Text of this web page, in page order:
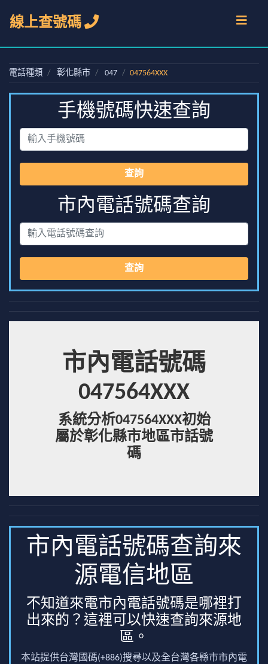
線上查號碼
電話種類 彰化縣市 047 047564XXX
手機號碼快速查詢
查詢
市內電話號碼查詢
查詢
市內電話號碼
047564XXX
系統分析047564XXX初始
屬於彰化縣市地區市話號
碼
市內電話號碼查詢來
源電信地區
不知道來電市內電話號碼是哪裡打
出來的？這裡可以快速查詢來源地
區。
本站提供台灣國碼(+886)搜尋以及全台灣各縣市市內電